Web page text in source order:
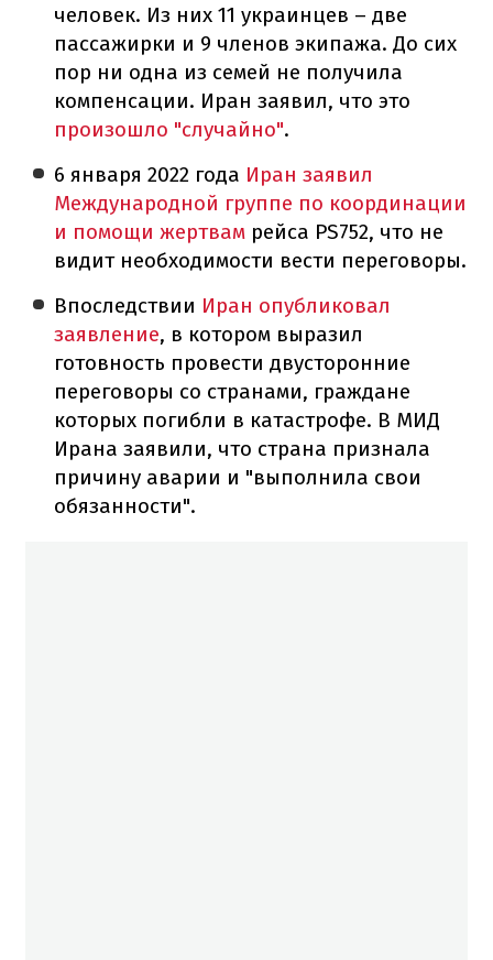
человек. Из них 11 украинцев – две
пассажирки и 9 членов экипажа. До сих
пор ни одна из семей не получила
компенсации. Иран заявил, что это
произошло "случайно".
6 января 2022 года Иран заявил
Международной группе по координации
и помощи жертвам рейса PS752, что не
видит необходимости вести переговоры.
Впоследствии Иран опубликовал
заявление, в котором выразил
готовность провести двусторонние
переговоры со странами, граждане
которых погибли в катастрофе. В МИД
Ирана заявили, что страна признала
причину аварии и "выполнила свои
обязанности".